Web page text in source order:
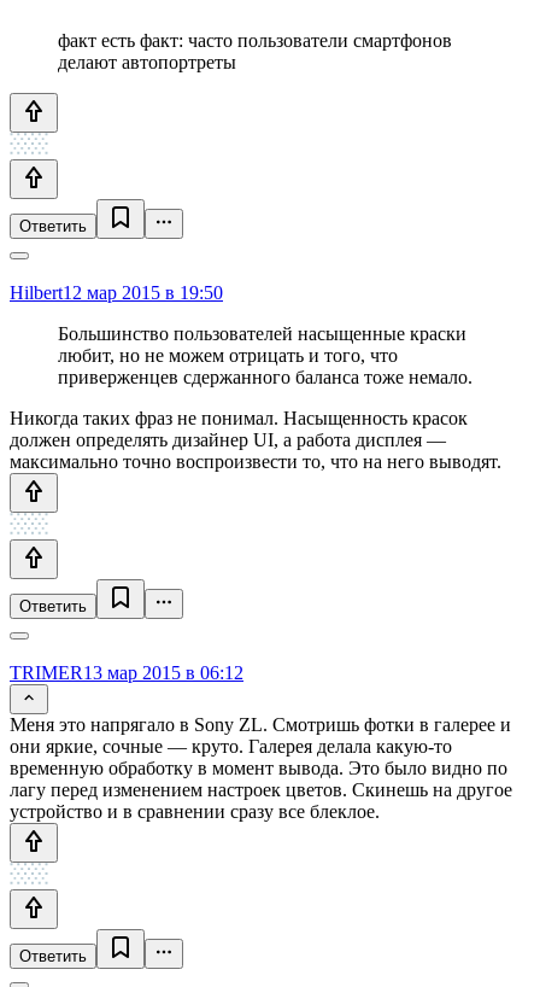
факт есть факт: часто пользователи смартфонов
делают автопортреты
Ответить
Hilbert12 мар 2015 в 19:50
Большинство пользователей насыщенные краски
любит, но не можем отрицать и того, что
приверженцев сдержанного баланса тоже немало.
Никогда таких фраз не понимал. Насыщенность красок
должен определять дизайнер UI, а работа дисплея —
максимально точно воспроизвести то, что на него выводят.
Ответить
TRIMER13 мар 2015 в 06:12
Меня это напрягало в Sony ZL. Смотришь фотки в галерее и
они яркие, сочные — круто. Галерея делала какую-то
временную обработку в момент вывода. Это было видно по
лагу перед изменением настроек цветов. Скинешь на другое
устройство и в сравнении сразу все блеклое.
Ответить